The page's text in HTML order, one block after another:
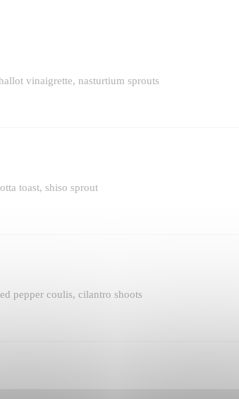
vinaigrette, nasturtium sprouts
toast, shiso sprout
pepper coulis, cilantro shoots